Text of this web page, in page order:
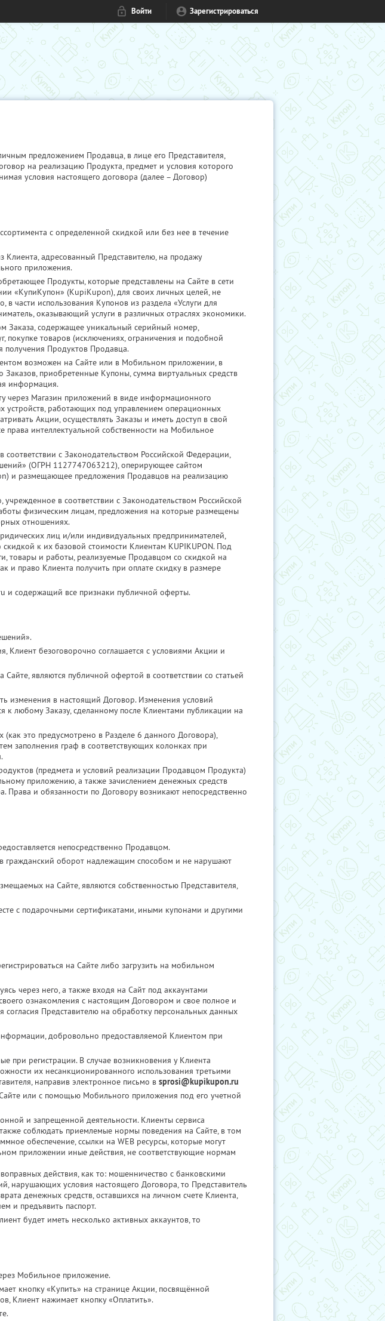
Войти Зарегистрироваться
предложением Продавца, в лице его Представителя,
на реализацию Продукта, предмет и условия которого
условия настоящего договора (далее – Договор)
с определенной скидкой или без нее в течение
адресованный Представителю, на продажу
приложения.
Продукты, которые представлены на Сайте в сети
«КупиКупон» (KupiKupon), для своих личных целей, не
части использования Купонов из раздела «Услуги для
оказывающий услуги в различных отраслях экономики.
Заказа, содержащее уникальный серийный номер,
покупке товаров (исключениях, ограничения и подобной
Продуктов Продавца.
возможен на Сайте или в Мобильном приложении, в
приобретенные Купоны, сумма виртуальных средств
информация.
через Магазин приложений в виде информационного
работающих под управлением операционных
Акции, осуществлять Заказы и иметь доступ в свой
интеллектуальной собственности на Мобильное
с Законодательством Российской Федерации,
(ОГРН 1127747063212), оперирующее сайтом
и размещающее предложения Продавцов на реализацию
в соответствии с Законодательством Российской
физическим лицам, предложения на которые размещены
отношениях.
лиц и/или индивидуальных предпринимателей,
к их базовой стоимости Клиентам KUPIKUPON. Под
товары и работы, реализуемые Продавцом со скидкой на
и право Клиента получить при оплате скидку в размере
и содержащий все признаки публичной оферты.
безоговорочно соглашается с условиями Акции и
являются публичной офертой в соответствии со статьей
изменения в настоящий Договор. Изменения условий
к любому Заказу, сделанному после Клиентами публикации на
это предусмотрено в Разделе 6 данного Договора),
заполнения граф в соответствующих колонках при
(предмета и условий реализации Продавцом Продукта)
приложению, а также зачислением денежных средств
Права и обязанности по Договору возникают непосредственно
непосредственно Продавцом.
гражданский оборот надлежащим способом и не нарушают
на Сайте, являются собственностью Представителя,
с подарочными сертификатами, иными купонами и другими
на Сайте либо загрузить на мобильном
через него, а также входя на Сайт под аккаунтами
ознакомления с настоящим Договором и свое полное и
согласия Представителю на обработку персональных данных
добровольно предоставляемой Клиентом при
при регистрации. В случае возникновения у Клиента
их несанкционированного использования третьими
направив электронное письмо в sprosi@kupikupon.ru
или с помощью Мобильного приложения под его учетной
и запрещенной деятельности. Клиенты сервиса
соблюдать приемлемые нормы поведения на Сайте, в том
обеспечение, ссылки на WEB ресурсы, которые могут
приложении иные действия, не соответствующие нормам
действия, как то: мошенничество с банковскими
нарушающих условия настоящего Договора, то Представитель
денежных средств, оставшихся на личном счете Клиента,
и предъявить паспорт.
будет иметь несколько активных аккаунтов, то
Мобильное приложение.
кнопку «Купить» на странице Акции, посвящённой
Клиент нажимает кнопку «Оплатить».